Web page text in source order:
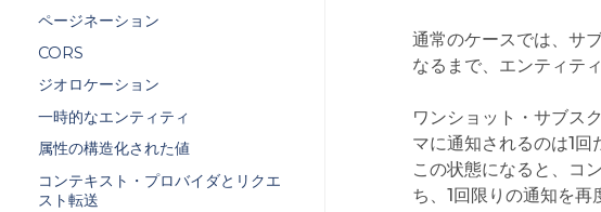
ページネーション
CORS
ジオロケーション
一時的なエンティティ
属性の構造化された値
コンテキスト・プロバイダとリクエ
スト転送
通常のケースでは、サ
なるまで、エンティテ
ワンショット・サブス
マに通知されるのは1
この状態になると、コ
ち、1回限りの通知を再